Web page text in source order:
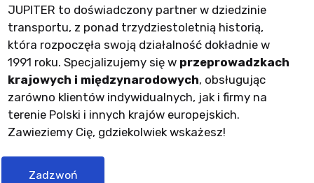
JUPITER to doświadczony partner w dziedzinie
transportu, z ponad trzydziestoletnią historią,
która rozpoczęła swoją działalność dokładnie w
1991 roku. Specjalizujemy się w przeprowadzkach
krajowych i międzynarodowych, obsługując
zarówno klientów indywidualnych, jak i firmy na
terenie Polski i innych krajów europejskich.
Zawieziemy Cię, gdziekolwiek wskażesz!
Zadzwoń